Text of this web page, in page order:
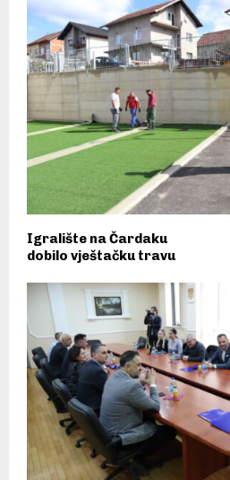
Igralište na Čardaku
dobilo vještačku travu